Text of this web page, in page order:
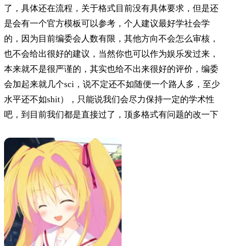
了，具体还在流程，关于格式目前没有具体要求，但是还
是会有一个官方模板可以参考，个人建议最好学社会学
的，因为目前编委会人数有限，其他方向不会怎么审核，
也不会给出很好的建议，当然你也可以作为娱乐发过来，
本来就不是很严谨的，其实也给不出来很好的评价，编委
会加起来就几个sci，说不定还不如随便一个路人多，至少
水平还不如shit），只能说我们会尽力保持一定的学术性
吧，到目前我们都是直接过了，顶多格式有问题的改一下